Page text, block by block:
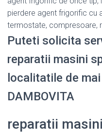
pierdere agent frigorific cu
termostate, compresoare,
Puteti solicita
reparatii masini
localitatile de
DAMBOVITA
reparatii